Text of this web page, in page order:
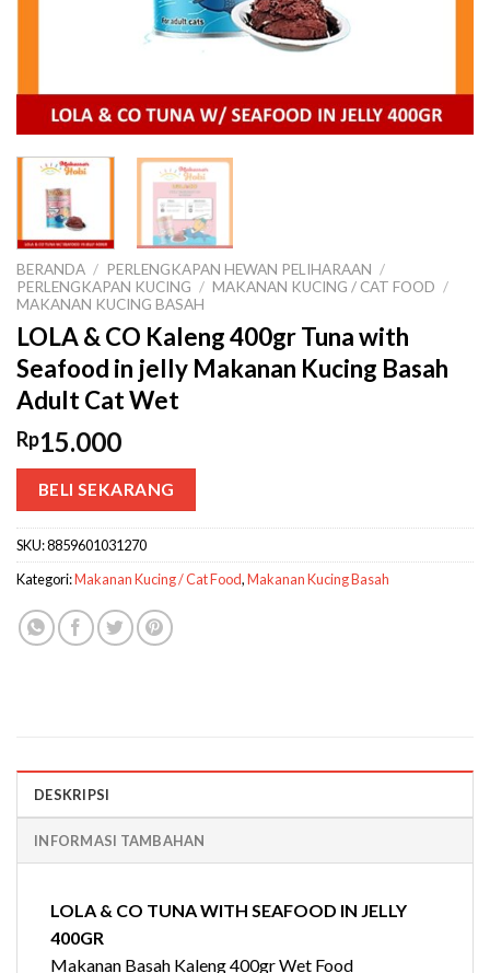
BERANDA / PERLENGKAPAN HEWAN PELIHARAAN /
PERLENGKAPAN KUCING / MAKANAN KUCING / CAT FOOD /
MAKANAN KUCING BASAH
LOLA & CO Kaleng 400gr Tuna with
Seafood in jelly Makanan Kucing Basah
Adult Cat Wet
Rp15.000
BELI SEKARANG
SKU:8859601031270
Kategori:Makanan Kucing / Cat Food,Makanan Kucing Basah
DESKRIPSI
INFORMASI TAMBAHAN
LOLA & CO TUNA WITH SEAFOOD IN JELLY
400GR
Makanan Basah Kaleng 400gr Wet Food